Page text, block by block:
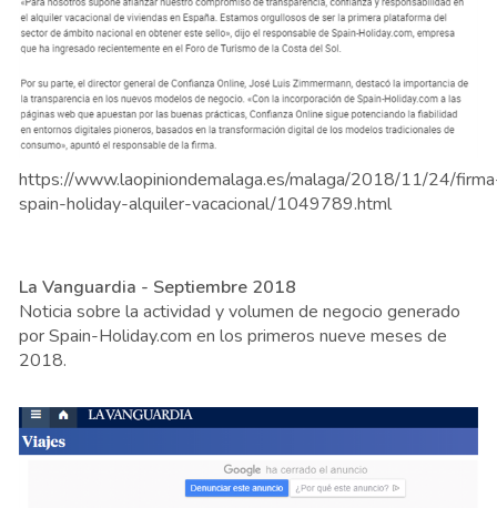
https://www.laopiniondemalaga.es/malaga/2018/11/24/
spain-holiday-alquiler-vacacional/1049789.html
La Vanguardia - Septiembre 2018
Noticia sobre la actividad y volumen de negocio generado
por Spain-Holiday.com en los primeros nueve meses de
2018.